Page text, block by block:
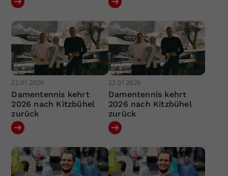
22.01.2026
Damentennis kehrt
2026 nach Kitzbühel
zurück
22.01.2026
Damentennis kehrt
2026 nach Kitzbühel
zurück